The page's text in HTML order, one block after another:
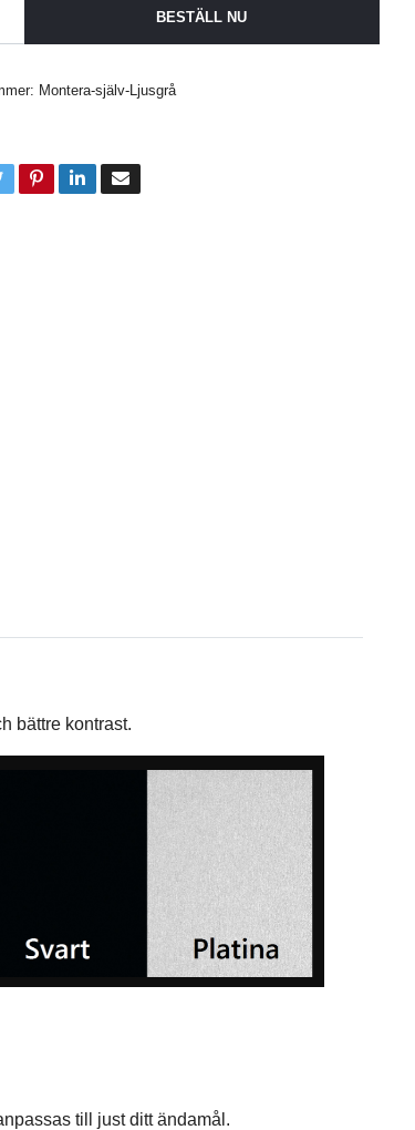
BESTÄLL NU
Montera-själv-Ljusgrå
bättre kontrast.
till just ditt ändamål.